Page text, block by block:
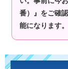
番）』をご確
能になります。